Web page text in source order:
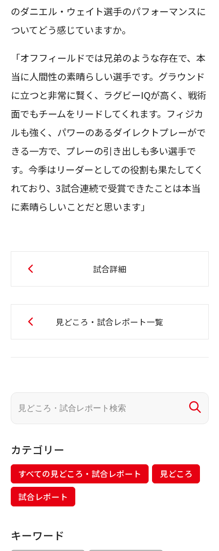
のダニエル・ウェイト選手のパフォーマンスに
ついてどう感じていますか。
「オフフィールドでは兄弟のような存在で、本
当に人間性の素晴らしい選手です。グラウンド
に立つと非常に賢く、ラグビーIQが高く、戦術
面でもチームをリードしてくれます。フィジカ
ルも強く、パワーのあるダイレクトプレーがで
きる一方で、プレーの引き出しも多い選手で
す。今季はリーダーとしての役割も果たしてく
れており、3試合連続で受賞できたことは本当
に素晴らしいことだと思います」
試合詳細
見どころ・試合レポート一覧
カテゴリー
すべての見どころ・試合レポート
見どころ
試合レポート
キーワード